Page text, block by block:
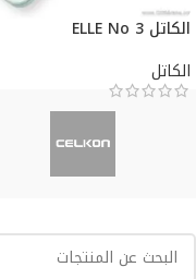
الكاتل ELLE No 3
الكاتل